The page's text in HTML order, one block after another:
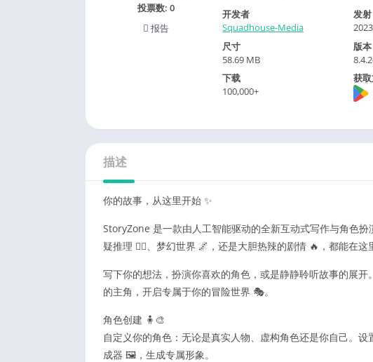
投票数: 0
报告
开发者
Squadhouse-Media
发射
尺寸
58.69 MB
版本
下载
100,000+
获
描述
你的故事，从这里开始 ✨
StoryZone 是一款由人工智能驱动的全新互动式写作与角色
疑推理 🕵️‍♀️、梦幻世界 🌌，还是大胆热辣的剧情 🔥，都能在这
写下你的想法，扮演你喜欢的角色，或是静静聆听故事的展
的主角，开启专属于你的冒险世界 🎭。
角色创建 🧍🎨
自定义你的角色：无论是真实人物、虚构角色还是你自己。
成器 🖼️，生成专属形象。